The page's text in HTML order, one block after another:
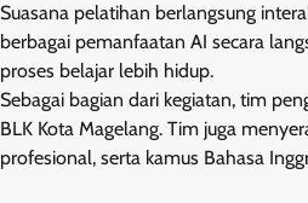
Suasana pelatihan berlangsung
berbagai pemanfaatan AI secara
proses belajar lebih hidup.
Sebagai bagian dari kegiatan, tim
BLK Kota Magelang. Tim juga
profesional, serta kamus Bahasa